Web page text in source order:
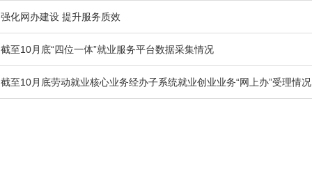
强化网办建设 提升服务质效
截至10月底“四位一体”就业服务平台数据采集情况
截至10月底劳动就业核心业务经办子系统就业创业业务“网上办”受理情况